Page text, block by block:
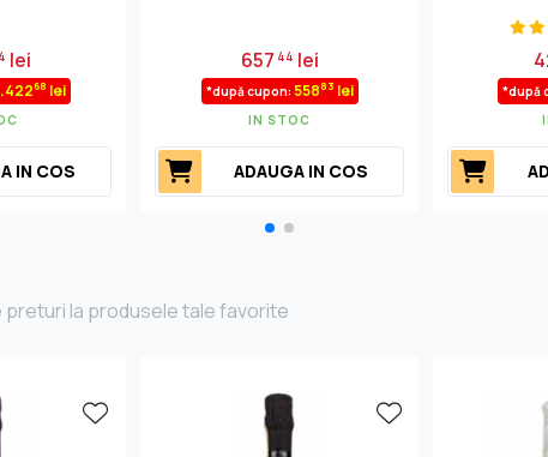
lei
68 lei
IN COS
657 44 lei
*după cupon: 55883 lei
IN STOC
ADAUGA IN COS
*după
preturi la produsele tale favorite